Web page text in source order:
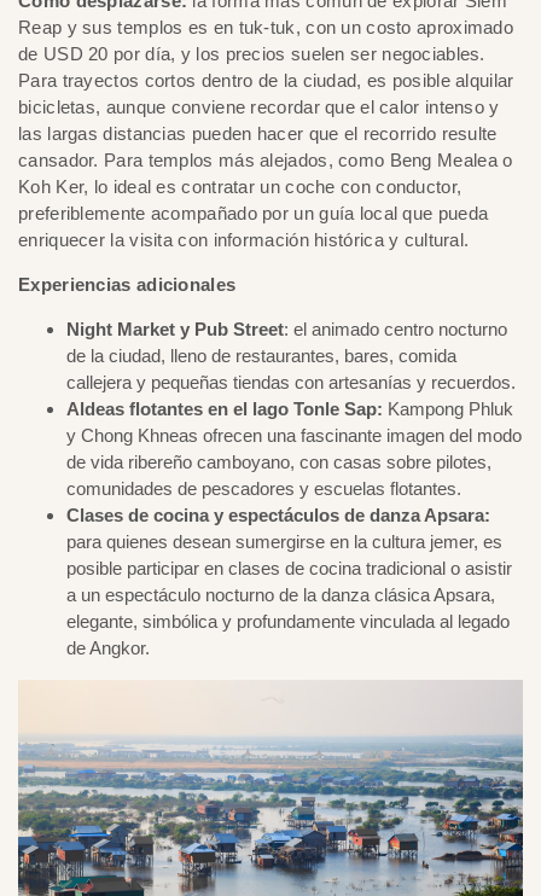
Reap y sus templos es en tuk-tuk, con un costo aproximado
de USD 20 por día, y los precios suelen ser negociables.
Para trayectos cortos dentro de la ciudad, es posible alquilar
bicicletas, aunque conviene recordar que el calor intenso y
las largas distancias pueden hacer que el recorrido resulte
cansador. Para templos más alejados, como Beng Mealea o
Koh Ker, lo ideal es contratar un coche con conductor,
preferiblemente acompañado por un guía local que pueda
enriquecer la visita con información histórica y cultural.
Experiencias adicionales
Night Market y Pub Street: el animado centro nocturno
de la ciudad, lleno de restaurantes, bares, comida
callejera y pequeñas tiendas con artesanías y recuerdos.
Aldeas flotantes en el lago Tonle Sap: Kampong Phluk
y Chong Khneas ofrecen una fascinante imagen del modo
de vida ribereño camboyano, con casas sobre pilotes,
comunidades de pescadores y escuelas flotantes.
Clases de cocina y espectáculos de danza Apsara:
para quienes desean sumergirse en la cultura jemer, es
posible participar en clases de cocina tradicional o asistir
a un espectáculo nocturno de la danza clásica Apsara,
elegante, simbólica y profundamente vinculada al legado
de Angkor.